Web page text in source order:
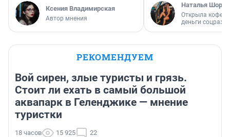
Ксения Владимирская
Автор мнения
Наталья
Открыла
деньги
РЕКОМЕНДУЕМ
Вой сирен, злые туристы и грязь.
Стоит ли ехать в самый большой
аквапарк в Геленджике — мнение
туристки
18 часов 15 925 22